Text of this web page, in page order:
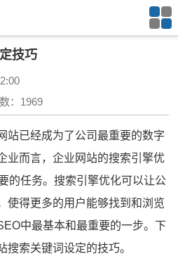
技巧
：1969
站已经成为了公司最重要的数字
业而言，企业网站的搜索引擎优
的任务。搜索引擎优化可以让公
使得更多的用户能够找到和浏览
中最基本和最重要的一步。下
搜索关键词设定的技巧。